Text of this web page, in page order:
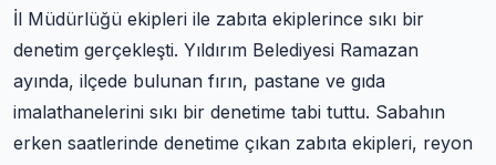
İl Müdürlüğü ekipleri ile zabıta ekiplerince sıkı bir
denetim gerçekleşti. Yıldırım Belediyesi Ramazan
ayında, ilçede bulunan fırın, pastane ve gıda
imalathanelerini sıkı bir denetime tabi tuttu. Sabahın
erken saatlerinde denetime çıkan zabıta ekipleri, reyon